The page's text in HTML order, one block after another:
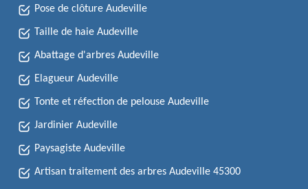
Pose de clôture Audeville
Taille de haie Audeville
Abattage d'arbres Audeville
Elagueur Audeville
Tonte et réfection de pelouse Audeville
Jardinier Audeville
Paysagiste Audeville
Artisan traitement des arbres Audeville 45300